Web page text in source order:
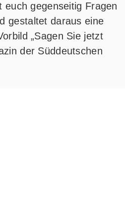
euch gegen­sei­tig Fra­gen
gestal­tet dar­aus eine
„Sagen Sie jetzt
der Süd­deut­schen